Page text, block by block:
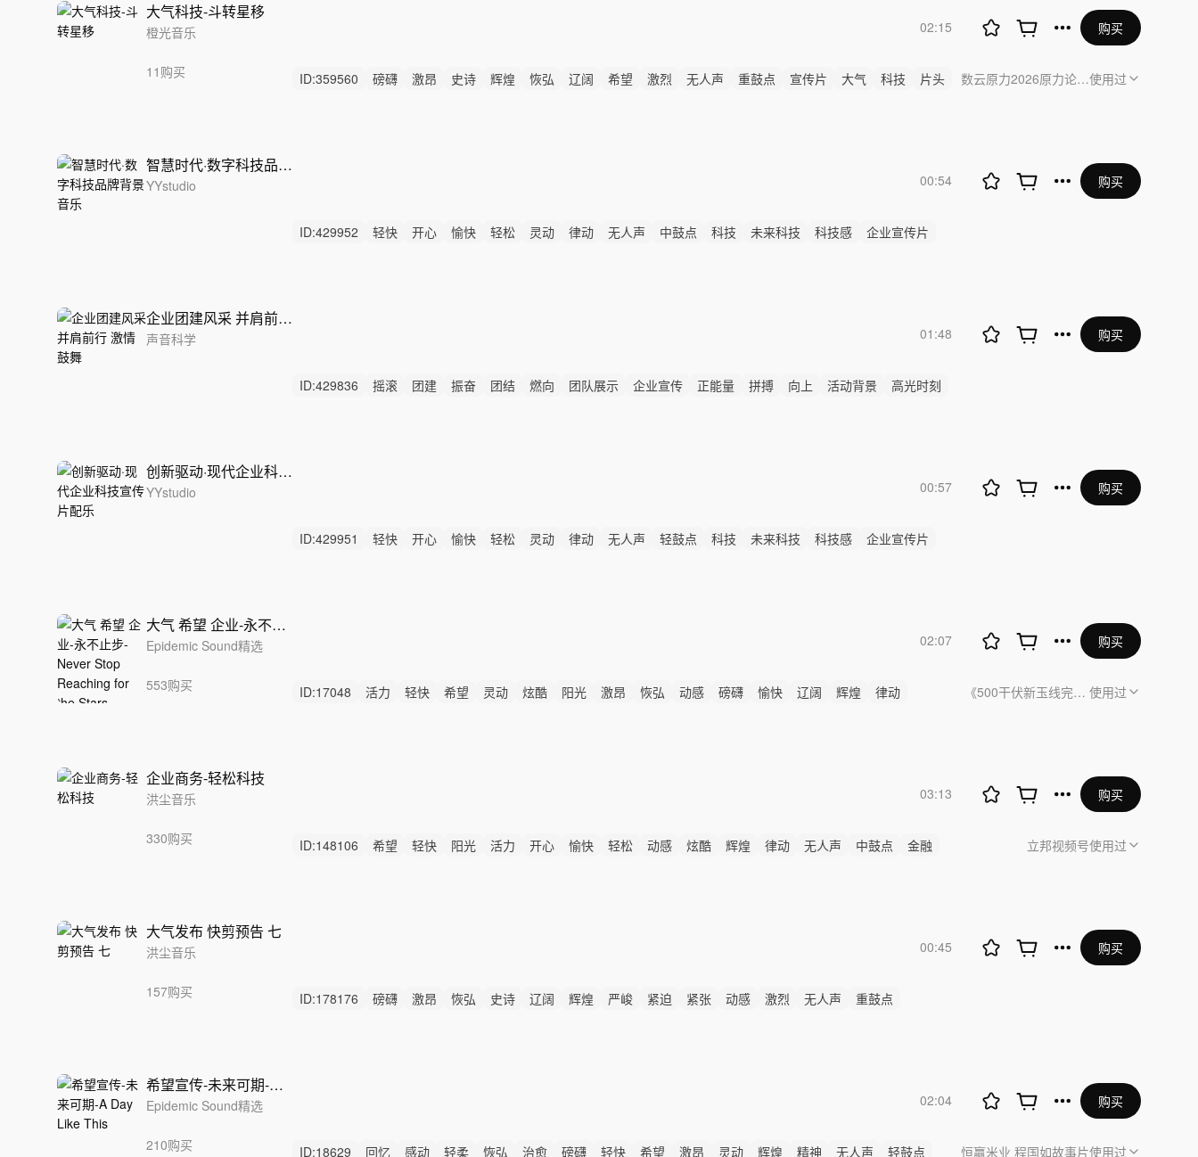
大气科技-斗转星移
橙光音乐
11购买
02:15
ID:359560 磅礴 激昂 史诗 辉煌 恢弘 辽阔 希望 激烈 无人声 重鼓点 宣传片 大气 科技
片头
购买
数云原力2026原力论坛_「xᴬᴵ·供应链 」
使用过
智慧时代·数字科技品牌背景音乐
YYstudio 00:54
ID:429952 轻快 开心 愉快 轻松 灵动 律动 无人声 中鼓点 科技 未来科技 科技感
企业宣传片
购买
企业团建风采 并肩前行 激情鼓舞
声音科学 01:48
ID:429836 摇滚 团建 振奋 团结 燃向 团队展示 企业宣传 正能量 拼搏 向上 活动背景
高光时刻
购买
创新驱动·现代企业科技宣传片配乐
YYstudio 00:57
ID:429951 轻快 开心 愉快 轻松 灵动 律动 无人声 轻鼓点 科技 未来科技 科技感
企业宣传片
购买
大气 希望 企业-永不止步-Never Stop Reaching for the Stars
Epidemic Sound精选
553购买
02:07
ID:17048 活力 轻快 希望 灵动 炫酷 阳光 激昂 恢弘 动感 磅礴 愉快 辽阔 辉煌
律动
购买
《500干伏新玉线完成同跨四条铁路施工》
使用过
企业商务-轻松科技
洪尘音乐
330购买
03:13
ID:148106 希望 轻快 阳光 活力 开心 愉快 轻松 动感 炫酷 辉煌 律动 无人声 中鼓点
金融
购买
立邦视频号使用过
大气发布 快剪预告 七
洪尘音乐
157购买
00:45
ID:178176 磅礴 激昂 恢弘 史诗 辽阔 辉煌 严峻 紧迫 紧张 动感 激烈 无人声
重鼓点
购买
希望宣传-未来可期-A Day Like This
Epidemic Sound精选
210购买
02:04
ID:18629 回忆 感动 轻柔 恢弘 治愈 磅礴 轻快 希望 激昂 灵动 辉煌 精神 无人声
轻鼓点
购买
恒赢米业 程国如故事片使用过